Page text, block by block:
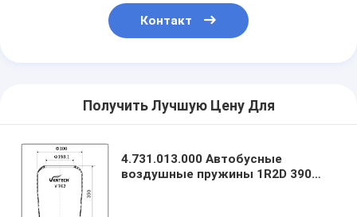
Контакт
Получить Лучшую Цену Для
4.731.013.000 Автобусные
воздушные пружины 1R2D 390